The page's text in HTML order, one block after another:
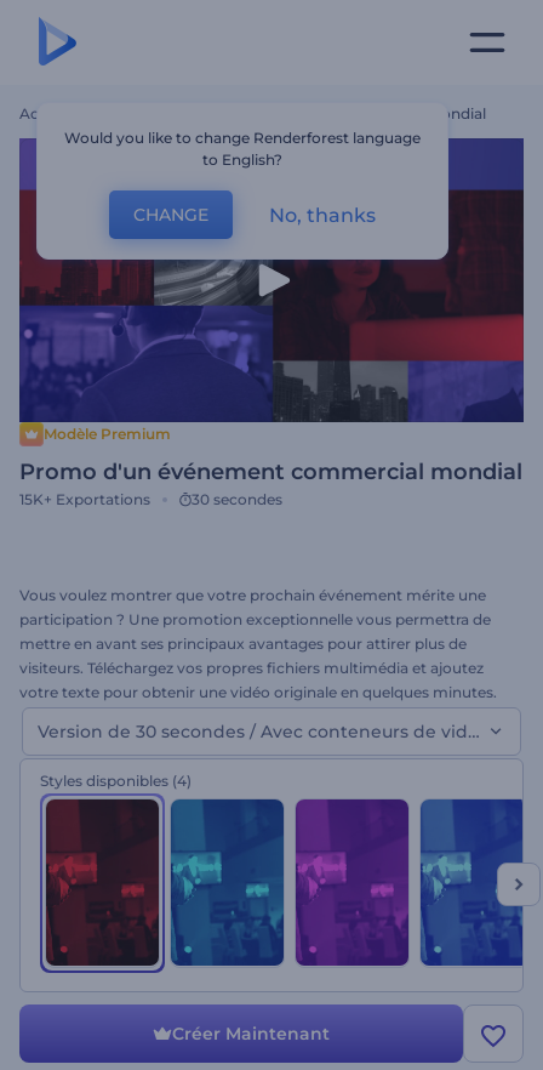
Accueil Promo D'un Événement Commercial Mondial
Modèle Premium
Promo d'un événement commercial mondial
15K+ Exportations 30 secondes
Vous voulez montrer que votre prochain événement mérite une
participation ? Une promotion exceptionnelle vous permettra de
mettre en avant ses principaux avantages pour attirer plus de
visiteurs. Téléchargez vos propres fichiers multimédia et ajoutez
votre texte pour obtenir une vidéo originale en quelques minutes.
Parfait pour les promotions d'événements d'affaires, les teasers de
conférences internationales, etc. Créez du buzz autour de votre
événement en utilisant la Promo d’un événement commercial
mondial. Ceci est la version avec des conteneurs de vidéo ! Essai
Version de 30 secondes / Avec conteneurs de vidéo
Styles disponibles (4)
Créer Maintenant
Would you like to change Renderforest language
to English?
CHANGE No, thanks